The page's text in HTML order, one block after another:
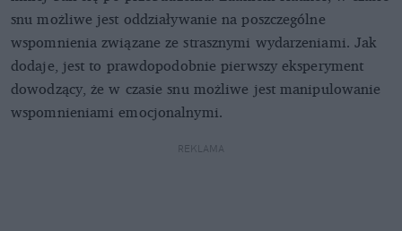
snu możliwe jest oddziaływanie na poszczególne
wspomnienia związane ze strasznymi wydarzeniami. Jak
dodaje, jest to prawdopodobnie pierwszy eksperyment
dowodzący, że w czasie snu możliwe jest manipulowanie
wspomnieniami emocjonalnymi.
REKLAMA